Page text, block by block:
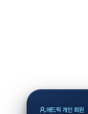
애드픽 개인 회원